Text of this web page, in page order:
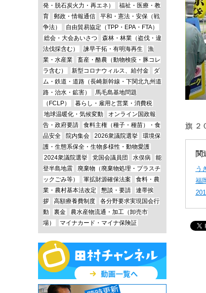
旗 ２
関
う
福
発・脱石炭火力・再エネ）
福祉・医療・教
育
郵政・情報通信
平和・憲法・安保（戦
争法）
自由貿易協定（TPP・EPA・FTA）
総会・大会あいさつ
森林・林業（盗伐・違
法伐採含む）
諫早干拓・有明海再生
漁
業・水産業
畜産・酪農（動物検疫・豚コレ
ラ含む）
新型コロナウィルス、給付金
ダ
ム・鉄道・道路（長崎新幹線・下関北九州道
路・治水・鉱害）
馬毛島基地問題
（FCLP）
暮らし・雇用と営業・消費税
地球温暖化・気候変動
オンライン国政報
告・政府要請
食料主権（種子・種苗）・食
品安全
院内集会 2026衆議院選挙
環境保
護・生態系保全・生物多様性・動物愛護
2024衆議院選挙
党国会議員団 水俣病
能
登半島地震
廃棄物（廃棄物処理・プラスチ
ックごみ等）
軍拡財源確保法案
食料・農
業・農村基本法改定
懇談・要請
連帯挨
拶
高額療養費制度
各分野要求実現国会行
動
裏金
農水産物流通・加工（卸売市
場）
マイナカード・マイナ保険証